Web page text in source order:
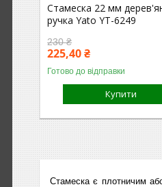
Стамеска 22 мм
ручка Yato YT-6249
230 ₴
225,40 ₴
Готово до відправки
Купити
Стамеска є плотничим